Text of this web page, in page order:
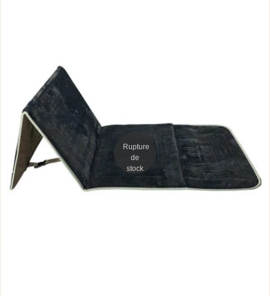
Rupture
de
stock